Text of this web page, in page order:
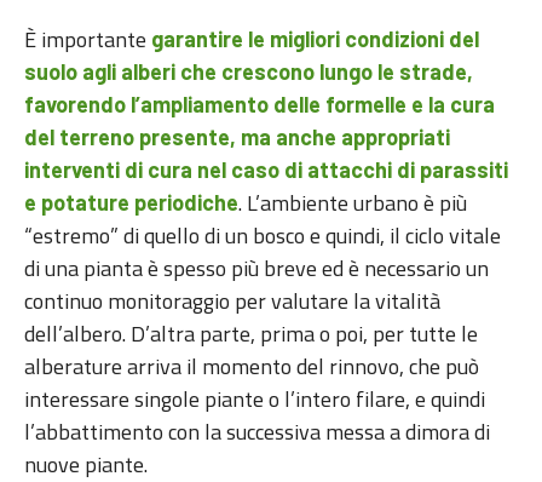
È importante garantire le migliori condizioni del
suolo agli alberi che crescono lungo le strade,
favorendo l’ampliamento delle formelle e la cura
del terreno presente, ma anche appropriati
interventi di cura nel caso di attacchi di parassiti
e potature periodiche. L’ambiente urbano è più
“estremo” di quello di un bosco e quindi, il ciclo vitale
di una pianta è spesso più breve ed è necessario un
continuo monitoraggio per valutare la vitalità
dell’albero. D’altra parte, prima o poi, per tutte le
alberature arriva il momento del rinnovo, che può
interessare singole piante o l’intero filare, e quindi
l’abbattimento con la successiva messa a dimora di
nuove piante.